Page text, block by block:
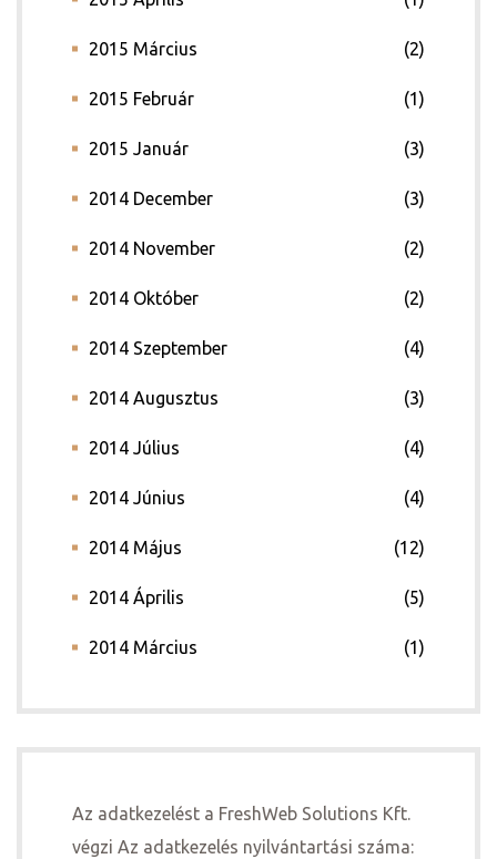
2015 Március (2)
2015 Február (1)
2015 Január (3)
2014 December (3)
2014 November (2)
2014 Október (2)
2014 Szeptember (4)
2014 Augusztus (3)
2014 Július (4)
2014 Június (4)
2014 Május (12)
2014 Április (5)
2014 Március (1)
Az adatkezelést a FreshWeb Solutions Kft.
végzi Az adatkezelés nyilvántartási száma: